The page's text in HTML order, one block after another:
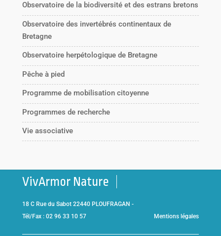
Observatoire de la biodiversité et des estrans bretons
Observatoire des invertébrés continentaux de
Bretagne
Observatoire herpétologique de Bretagne
Pêche à pied
Programme de mobilisation citoyenne
Programmes de recherche
Vie associative
VivArmor Nature
18 C Rue du Sabot 22440 PLOUFRAGAN -
Tél/Fax : 02 96 33 10 57
Mentions légales